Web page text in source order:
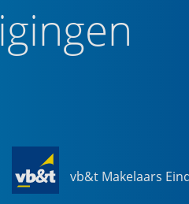
vb&t Makelaars